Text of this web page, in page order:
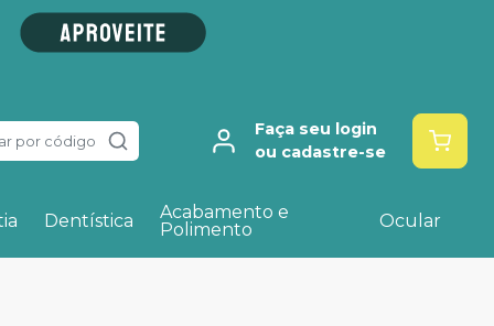
por código
Faça seu login
ou cadastre-se
Dentística
Acabamento e
Polimento
Ocular